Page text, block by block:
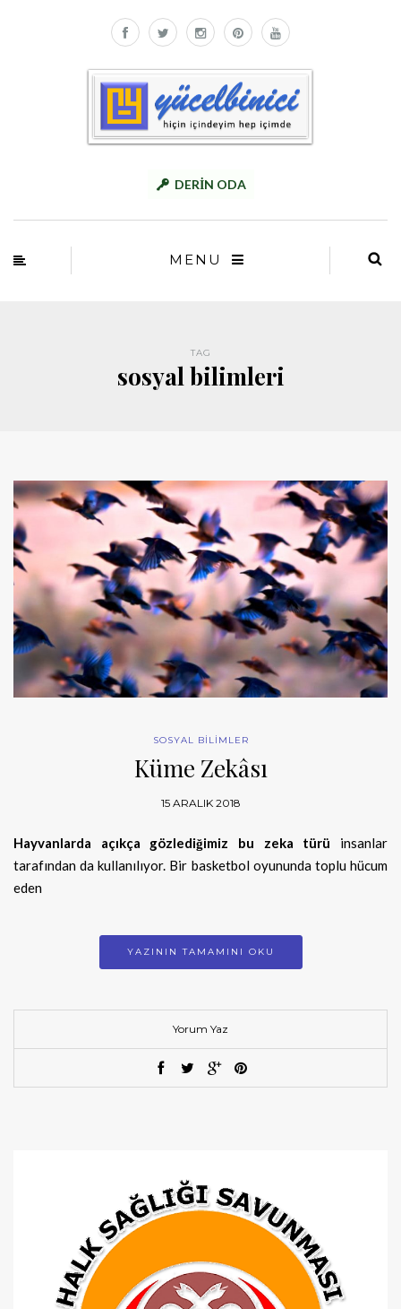
DERİN ODA
MENU
TAG
sosyal bilimleri
SOSYAL BİLİMLER
Küme Zekâsı
15 ARALIK 2018
Hayvanlarda açıkça gözlediğimiz bu zeka türü insanlar
tarafından da kullanılıyor. Bir basketbol oyununda toplu hücum
eden
YAZININ TAMAMINI OKU
Yorum Yaz